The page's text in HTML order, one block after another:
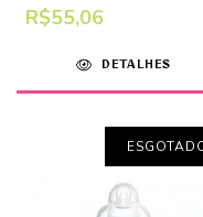
R$55,06
DETALHES